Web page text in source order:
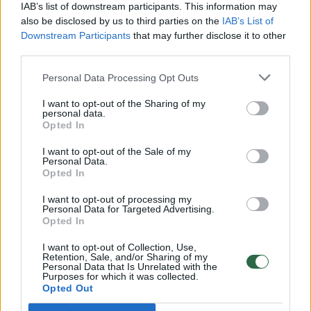
IAB’s list of downstream participants. This information may
also be disclosed by us to third parties on the IAB’s List of
Downstream Participants that may further disclose it to other
Personal Data Processing Opt Outs
I want to opt-out of the Sharing of my
personal data.
Opted In
I want to opt-out of the Sale of my
Personal Data.
Opted In
I want to opt-out of processing my
Personal Data for Targeted Advertising.
Opted In
I want to opt-out of Collection, Use,
Retention, Sale, and/or Sharing of my
Personal Data that Is Unrelated with the
Purposes for which it was collected.
Opted Out
Vaizdai iš tragiškos avarijos Vilniaus r.: dviejų moterų ir
vaiko gyvybių išgelbėti nepavyko
Lietuvos diena
32 laipsnių šilumos
Žinios | Orai
V. Zalužno pasisakymą laiko bandymu įsitvirtinti
Ukrainos politikoje: jis yra neteisus
Laidos | Nauja diena
00:00:59
Nufilmavo, kaip patvino Vilniaus Vakarinis aplinkkelis:
vaizdas pribloškia
Žinios | Lietuvos diena